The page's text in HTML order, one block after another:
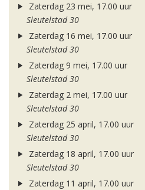
Zaterdag 23 mei, 17.00 uur
Sleutelstad 30
Zaterdag 16 mei, 17.00 uur
Sleutelstad 30
Zaterdag 9 mei, 17.00 uur
Sleutelstad 30
Zaterdag 2 mei, 17.00 uur
Sleutelstad 30
Zaterdag 25 april, 17.00 uur
Sleutelstad 30
Zaterdag 18 april, 17.00 uur
Sleutelstad 30
Zaterdag 11 april, 17.00 uur